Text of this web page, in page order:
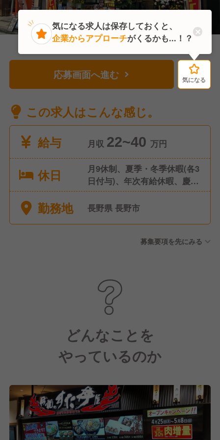
応募画面へ進む 気になる
この求人はこんな感じ。
給与
月収 22~40 万円
休日
月9休制、夏季・冬季休暇(各3
日付与)、年次有給休暇、慶弔
休暇
勤務地 長野県 長野市
募集要項を先にみる
どんなことを
やっているのか
気になる
気になる求人は保存しておくと、
企業からアプローチがくるかも...！？